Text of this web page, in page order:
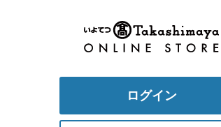
ログイン